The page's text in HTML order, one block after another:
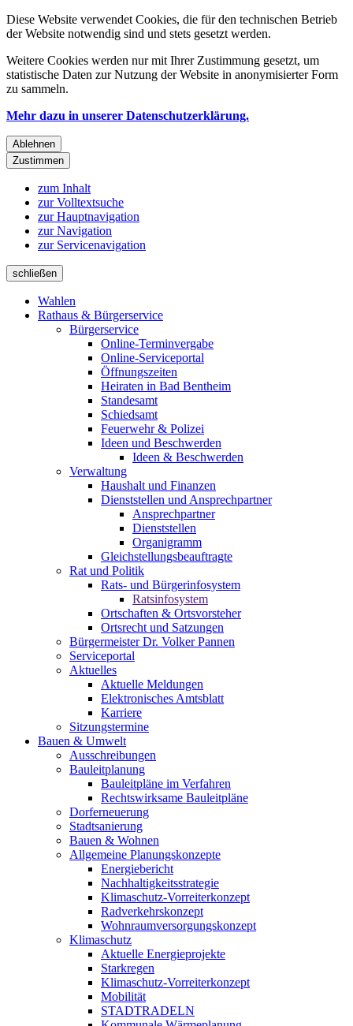
Diese Website verwendet Cookies, die für den technischen Betrieb
der Website notwendig sind und stets gesetzt werden.
Weitere Cookies werden nur mit Ihrer Zustimmung gesetzt, um
statistische Daten zur Nutzung der Website in anonymisierter Form
zu sammeln.
Mehr dazu in unserer Datenschutzerklärung.
Ablehnen
Zustimmen
zum Inhalt
zur Volltextsuche
zur Hauptnavigation
zur Navigation
zur Servicenavigation
schließen
Wahlen
Rathaus & Bürgerservice
Bürgerservice
Online-Terminvergabe
Online-Serviceportal
Öffnungszeiten
Heiraten in Bad Bentheim
Standesamt
Schiedsamt
Feuerwehr & Polizei
Ideen und Beschwerden
Ideen & Beschwerden
Verwaltung
Haushalt und Finanzen
Dienststellen und Ansprechpartner
Ansprechpartner
Dienststellen
Organigramm
Gleichstellungsbeauftragte
Rat und Politik
Rats- und Bürgerinfosystem
Ratsinfosystem
Ortschaften & Ortsvorsteher
Ortsrecht und Satzungen
Bürgermeister Dr. Volker Pannen
Serviceportal
Aktuelles
Aktuelle Meldungen
Elektronisches Amtsblatt
Karriere
Sitzungstermine
Bauen & Umwelt
Ausschreibungen
Bauleitplanung
Bauleitpläne im Verfahren
Rechtswirksame Bauleitpläne
Dorferneuerung
Stadtsanierung
Bauen & Wohnen
Allgemeine Planungskonzepte
Energiebericht
Nachhaltigkeitsstrategie
Klimaschutz-Vorreiterkonzept
Radverkehrskonzept
Wohnraumversorgungskonzept
Klimaschutz
Aktuelle Energieprojekte
Starkregen
Klimaschutz-Vorreiterkonzept
Mobilität
STADTRADELN